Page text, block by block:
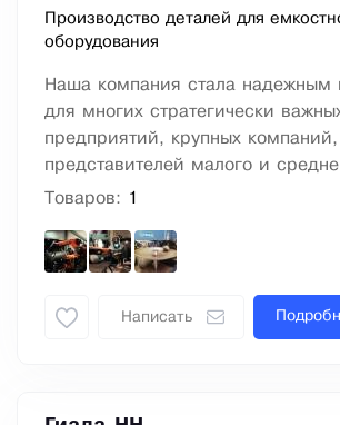
Производство деталей для
оборудования
Наша компания стала надежным
для многих стратегически
предприятий, крупных компаний,
представителей малого и
Товаров: 1
Написать